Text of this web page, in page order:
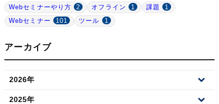
Webセミナーやり方
2 オフライン 1 課題
1
Webセミナー
101 ツール 1
アーカイブ
2026年
2025年